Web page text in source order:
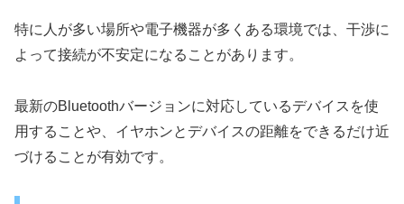
特に人が多い場所や電子機器が多くある環境では、干渉に
よって接続が不安定になることがあります。
最新のBluetoothバージョンに対応しているデバイスを使
用することや、イヤホンとデバイスの距離をできるだけ近
づけることが有効です。